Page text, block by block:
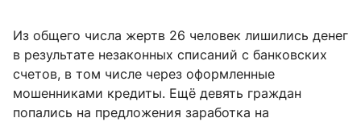
Из общего числа жертв 26 человек лишились денег
в результате незаконных списаний с банковских
счетов, в том числе через оформленные
мошенниками кредиты. Ещё девять граждан
попались на предложения заработка на